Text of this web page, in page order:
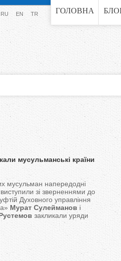
to navigation ГОЛОВНА
RU EN TR
мусульманські країни
мусульман напередодні
зі зверненнями до
Духовного управління
Мурат Сулейманов і
закликали уряди